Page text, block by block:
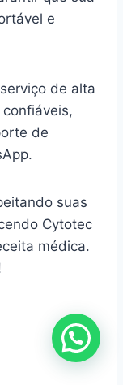
e
de alta
de
suas
Cytotec
médica.